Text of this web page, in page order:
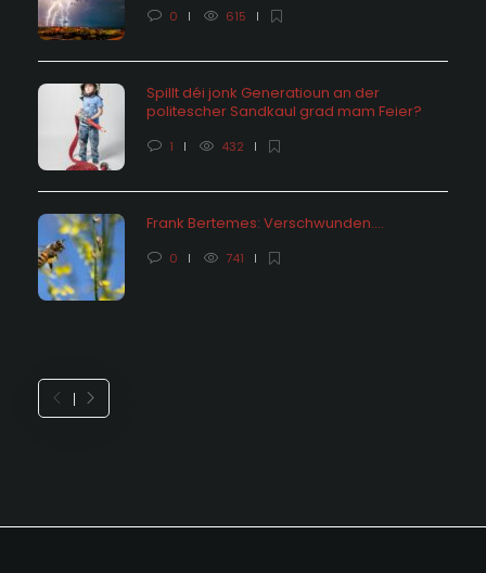
0 615
Spillt déi jonk Generatioun an der
politescher Sandkaul grad mam Feier?
1 432
Frank Bertemes: Verschwunden….
0 741